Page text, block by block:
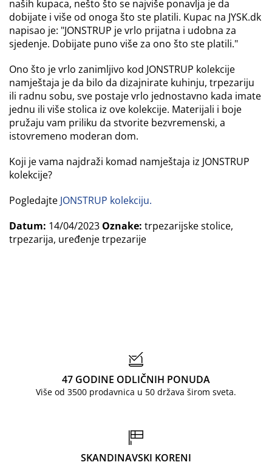
naših kupaca, nešto što se najviše ponavlja je da
dobijate i više od onoga što ste platili. Kupac na JYSK.dk
napisao je: "JONSTRUP je vrlo prijatna i udobna za
sjedenje. Dobijate puno više za ono što ste platili."
Ono što je vrlo zanimljivo kod JONSTRUP kolekcije
namještaja je da bilo da dizajnirate kuhinju, trpezariju
ili radnu sobu, sve postaje vrlo jednostavno kada imate
jednu ili više stolica iz ove kolekcije. Materijali i boje
pružaju vam priliku da stvorite bezvremenski, a
istovremeno moderan dom.
Koji je vama najdraži komad namještaja iz JONSTRUP
kolekcije?
Pogledajte JONSTRUP kolekciju.
Datum: 14/04/2023 Oznake: trpezarijske stolice,
trpezarija, uređenje trpezarije
47 GODINE ODLIČNIH PONUDA
Više od 3500 prodavnica u 50 država širom sveta.
SKANDINAVSKI KORENI